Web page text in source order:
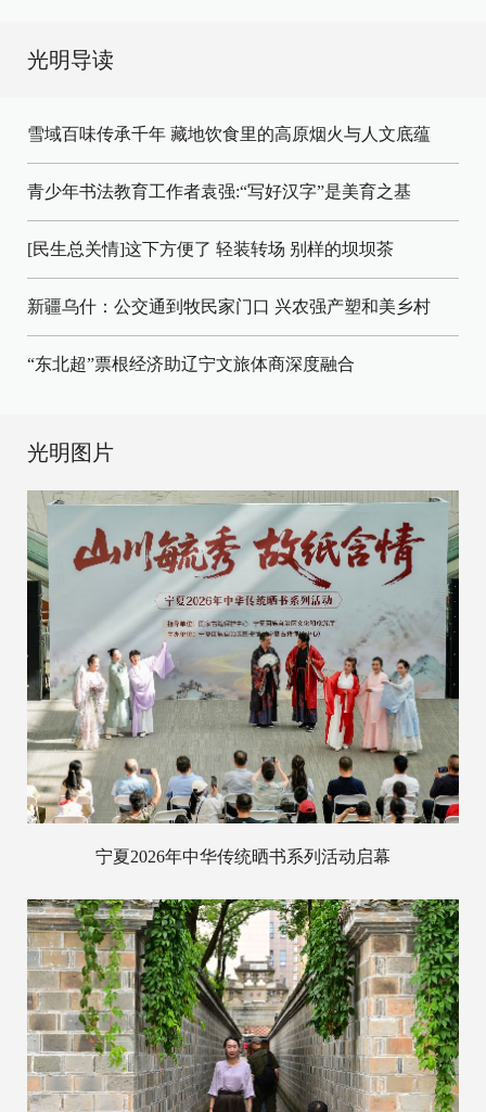
光明导读
雪域百味传承千年 藏地饮食里的高原烟火与人文底蕴
青少年书法教育工作者袁强:“写好汉字”是美育之基
[民生总关情]这下方便了 轻装转场 别样的坝坝茶
新疆乌什：公交通到牧民家门口 兴农强产塑和美乡村
“东北超”票根经济助辽宁文旅体商深度融合
光明图片
宁夏2026年中华传统晒书系列活动启幕